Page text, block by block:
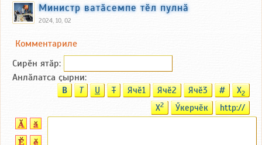
Министр ватӑсемпе тӗл пулнӑ
2024, 10, 02
Комментариле
Сирӗн ятӑp:
Анлӑлатса ҫырни:
B T U T Ячӗ1 Ячӗ2 Ячӗ3 # X2
X2 Ӳкерчӗк http://